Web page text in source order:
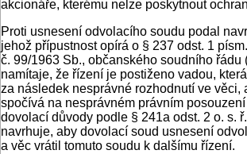
akcionáře, kterému nelze poskytnout
Proti usnesení odvolacího soudu podal
jehož přípustnost opírá o § 237 odst. 1
č. 99/1963 Sb., občanského soudního řádu
namítaje, že řízení je postiženo vadou,
za následek nesprávné rozhodnutí ve věci,
spočívá na nesprávném právním
dovolací důvody podle § 241a odst. 2 o. s.
navrhuje, aby dovolací soud usnesení
a věc vrátil tomuto soudu k dalšímu řízení.